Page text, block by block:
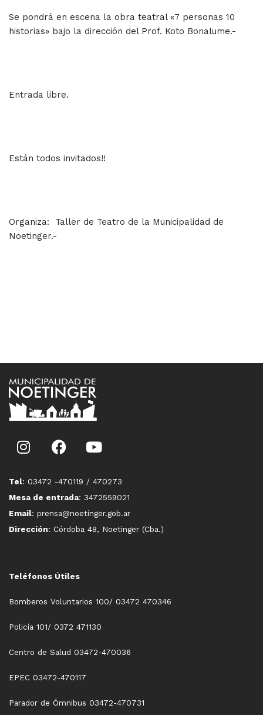
Se pondrá en escena la obra teatral «7 personas 10
historias» bajo la dirección del Prof. Koto Bonalume.-
Entrada libre.
Están todos invitados!!
Organiza: Taller de Teatro de la Municipalidad de
Noetinger.-
Tel: 03472 -470119 / 470273
Mesa de entrada: 3472559021
Email: prensa@noetinger.gob.ar
Dirección: Córdoba 48, Noetinger (Cba.)
Teléfonos Útiles
Bomberos Voluntarios 100/ 03472 470346
Policía 101/ 0372 471130
Centro de Salud 03472-470036
EPEC 03472-470117
Parador de Ómnibus 03472-470731